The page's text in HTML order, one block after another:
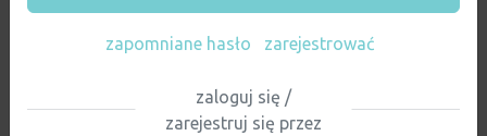
zapomniane hasło zarejestrować
zaloguj się /
zarejestruj się przez